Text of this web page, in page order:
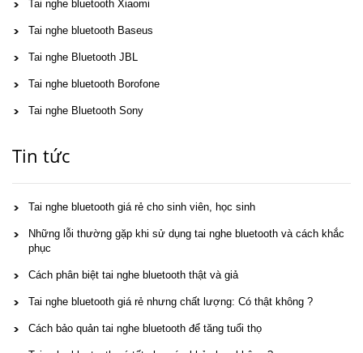
Tai nghe bluetooth Xiaomi
Tai nghe bluetooth Baseus
Tai nghe Bluetooth JBL
Tai nghe bluetooth Borofone
Tai nghe Bluetooth Sony
Tin tức
Tai nghe bluetooth giá rẻ cho sinh viên, học sinh
Những lỗi thường gặp khi sử dụng tai nghe bluetooth và cách khắc
phục
Cách phân biệt tai nghe bluetooth thật và giả
Tai nghe bluetooth giá rẻ nhưng chất lượng: Có thật không ?
Cách bảo quản tai nghe bluetooth để tăng tuổi thọ